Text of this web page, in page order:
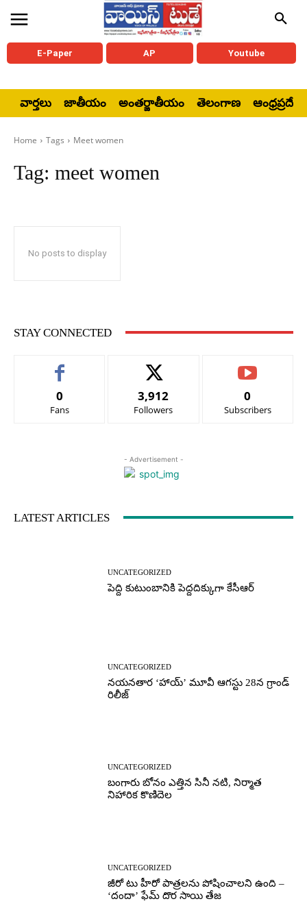
E-Paper AP Youtube
వార్తలు జాతీయం అంతర్జాతీయం తెలంగాణ ఆంధ్రప్రదేశ్
Home Tags Meet women
Tag: meet women
No posts to display
STAY CONNECTED
0
Fans
3,912
Followers
0
Subscribers
- Advertisement -
LATEST ARTICLES
UNCATEGORIZED
పెద్ది కుటుంబానికి పెద్దదిక్కుగా కేసీఆర్
UNCATEGORIZED
నయనతార ‘హాయ్’ మూవీ ఆగస్టు 28న గ్రాండ్
రిలీజ్
UNCATEGORIZED
బంగారు బోనం ఎత్తిన సినీ నటి, నిర్మాత
నిహారిక కొణిదెల
UNCATEGORIZED
జీరో టు హీరో పాత్రలను పోషించాలని ఉంది –
‘దందా’ ఫేమ్ దొర సాయి తేజ